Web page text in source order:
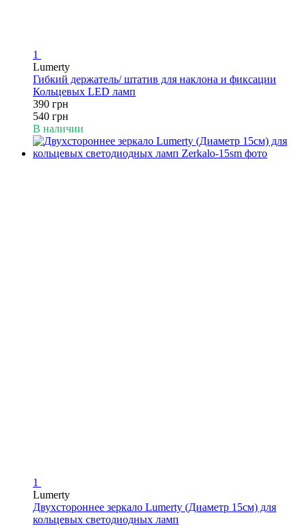
1
Lumerty
Гибкий держатель/ штатив для наклона и фиксации
Кольцевых LED ламп
390 грн
540 грн
В наличии
1
Lumerty
Двухстороннее зеркало Lumerty (Диаметр 15см) для
кольцевых светодиодных ламп